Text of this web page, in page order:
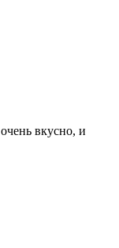
вкусно, и